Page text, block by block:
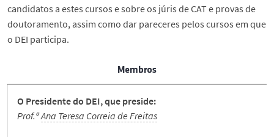
Instalações
Investigação
Apoio a Alunos
Notícias
candidatos a estes cursos e sobre os júris de CAT e provas de
doutoramento, assim como dar pareceres pelos cursos em que
o DEI participa.
Membros
O Presidente do DEI, que preside:
Prof.ªAna Teresa Correia de Freitas